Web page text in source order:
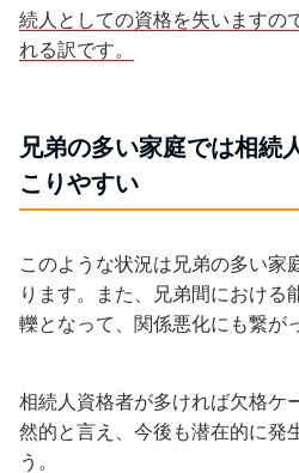
続人としての資格を失いますの
れる訳です。
兄弟の多い家庭では相続
こりやすい
このような状況は兄弟の多い家
ります。また、兄弟間における
轢となって、関係悪化にも繋が
相続人資格者が多ければ欠格ケ
然的と言え、今後も潜在的に発
う。